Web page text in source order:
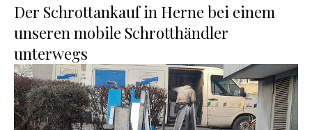
Der Schrottankauf in Herne bei einem
unseren mobile Schrotthändler
unterwegs